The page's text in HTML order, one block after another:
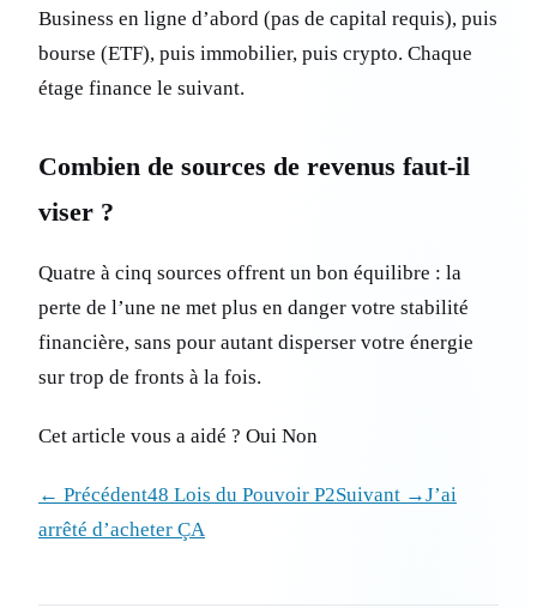
Business en ligne d’abord (pas de capital requis), puis
bourse (ETF), puis immobilier, puis crypto. Chaque
étage finance le suivant.
Combien de sources de revenus faut-il
viser ?
Quatre à cinq sources offrent un bon équilibre : la
perte de l’une ne met plus en danger votre stabilité
financière, sans pour autant disperser votre énergie
sur trop de fronts à la fois.
Cet article vous a aidé ? Oui Non
← Précédent48 Lois du Pouvoir P2Suivant →J’ai
arrêté d’acheter ÇA